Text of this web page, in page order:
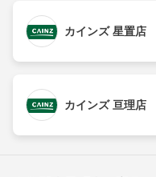
カインズ 星置店
カインズ 亘理店